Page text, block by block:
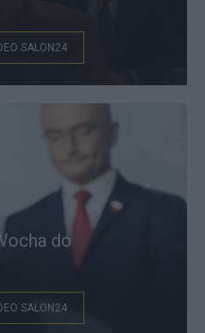
SALON24
do
SALON24